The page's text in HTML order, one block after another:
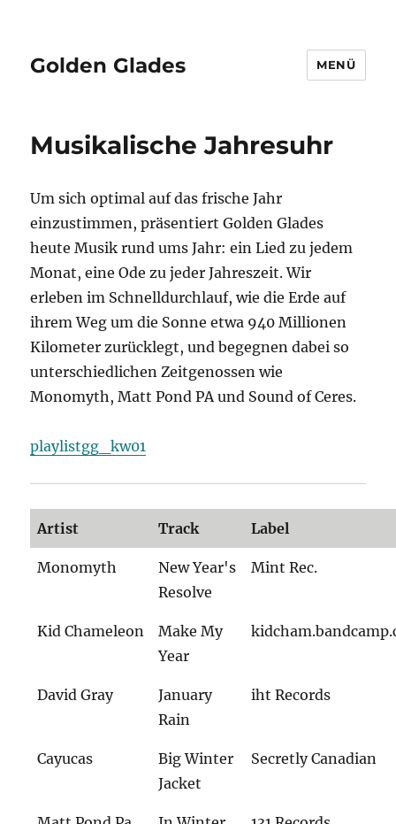
Golden Glades MENÜ
Musikalische Jahresuhr
Um sich optimal auf das frische Jahr
einzustimmen, präsentiert Golden Glades
heute Musik rund ums Jahr: ein Lied zu jedem
Monat, eine Ode zu jeder Jahreszeit. Wir
erleben im Schnelldurchlauf, wie die Erde auf
ihrem Weg um die Sonne etwa 940 Millionen
Kilometer zurücklegt, und begegnen dabei so
unterschiedlichen Zeitgenossen wie
Monomyth, Matt Pond PA und Sound of Ceres.
playlistgg_kw01
Artist Track Label
Monomyth
New Year's
Resolve
Mint Rec.
Kid Chameleon
Make My
Year
David Gray
January
Rain
iht Records
Cayucas
Big Winter
Jacket
Secretly Canadian